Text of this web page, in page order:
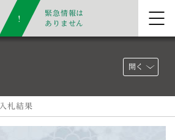
緊急情報は
ありません
開く
入札結果